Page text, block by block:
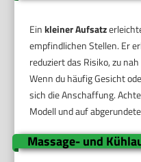
Einkleiner Aufsatz
empfindlichen Stellen. Er
reduziert das Risiko, zu
Wenn du häufig Gesicht
sich die Anschaffung.
Modell und auf
Massage- und